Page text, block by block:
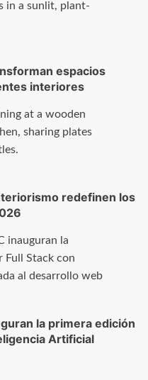
espacios
interiores
redefinen los
la primera edición
Artificial